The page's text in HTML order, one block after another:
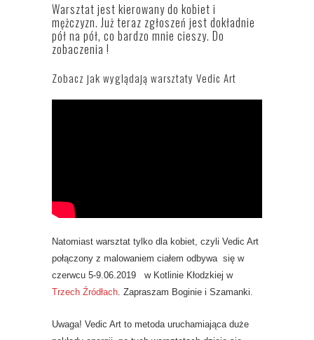
Warsztat jest kierowany do kobiet i
mężczyzn. Już teraz zgłoszeń jest dokładnie
pół na pół, co bardzo mnie cieszy. Do
zobaczenia !
Zobacz jak wyglądają warsztaty Vedic Art
Natomiast warsztat tylko dla kobiet, czyli Vedic Art
połączony z malowaniem ciałem odbywa się w
czerwcu 5-9.06.2019 w Kotlinie Kłodzkiej w
Trzech Źródłach . Zapraszam Boginie i Szamanki.
Uwaga! Vedic Art to metoda uruchamiająca duże